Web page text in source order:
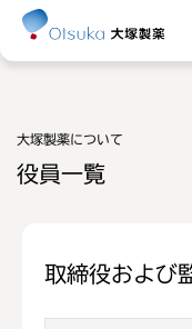
大塚製薬について
役員一覧
取締役および